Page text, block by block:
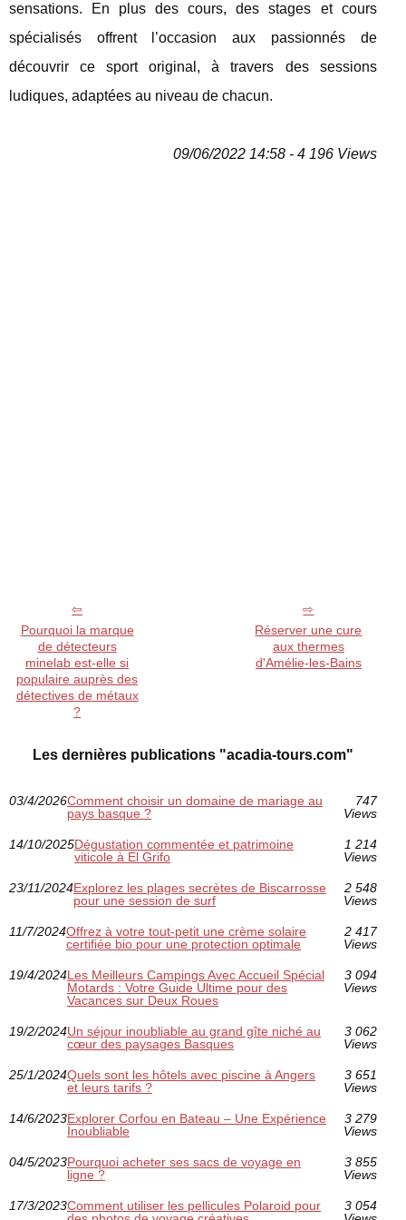
sensations. En plus des cours, des stages et cours
spécialisés offrent l’occasion aux passionnés de
découvrir ce sport original, à travers des sessions
ludiques, adaptées au niveau de chacun.
09/06/2022 14:58 - 4 196 Views
Pourquoi la marque
de détecteurs
minelab est-elle si
populaire auprès des
détectives de métaux
?
Réserver une cure
aux thermes
d'Amélie-les-Bains
Les dernières publications "acadia-tours.com"
03/4/2026Comment choisir un domaine de mariage au
pays basque ?
747
Views
14/10/2025Dégustation commentée et patrimoine
viticole à El Grifo
1 214
Views
23/11/2024Explorez les plages secrètes de Biscarrosse
pour une session de surf
2 548
Views
11/7/2024Offrez à votre tout-petit une crème solaire
certifiée bio pour une protection optimale
2 417
Views
19/4/2024Les Meilleurs Campings Avec Accueil Spécial
Motards : Votre Guide Ultime pour des
Vacances sur Deux Roues
3 094
Views
19/2/2024Un séjour inoubliable au grand gîte niché au
cœur des paysages Basques
3 062
Views
25/1/2024Quels sont les hôtels avec piscine à Angers
et leurs tarifs ?
3 651
Views
14/6/2023Explorer Corfou en Bateau – Une Expérience
Inoubliable
3 279
Views
04/5/2023Pourquoi acheter ses sacs de voyage en
ligne ?
3 855
Views
17/3/2023Comment utiliser les pellicules Polaroid pour
3 054